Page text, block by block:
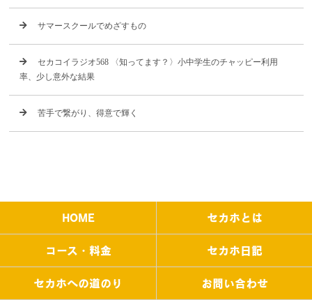
サマースクールでめざすもの
セカコイラジオ568 〈知ってます？〉小中学生のチャッピー利用
率、少し意外な結果
苦手で繋がり、得意で輝く
HOME セカホとは
コース・料金 セカホ日記
セカホへの道のり お問い合わせ